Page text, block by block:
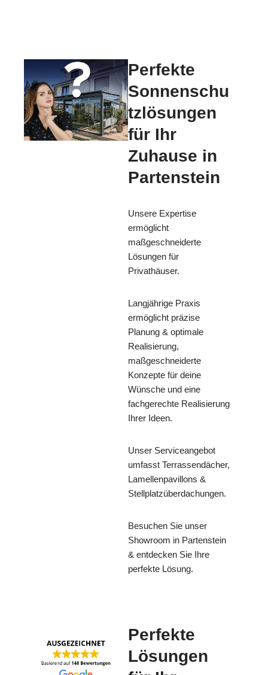
Perfekte
Sonnenschu
tzlösungen
für Ihr
Zuhause in
Partenstein
Unsere Expertise
ermöglicht
maßgeschneiderte
Lösungen für
Privathäuser.
Langjährige Praxis
ermöglicht präzise
Planung & optimale
Realisierung,
maßgeschneiderte
Konzepte für deine
Wünsche und eine
fachgerechte Realisierung
Ihrer Ideen.
Unser Serviceangebot
umfasst Terrassendächer,
Lamellenpavillons &
Stellplatzüberdachungen.
Besuchen Sie unser
Showroom in Partenstein
& entdecken Sie Ihre
perfekte Lösung.
Perfekte
Lösungen